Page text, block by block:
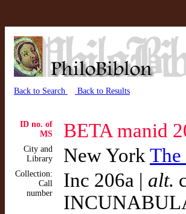
Back to Search Back to Results
ID no. of
MS
BETA manid
City and
Library
New York
Collection:
Call
number
Inc 206a | alt.